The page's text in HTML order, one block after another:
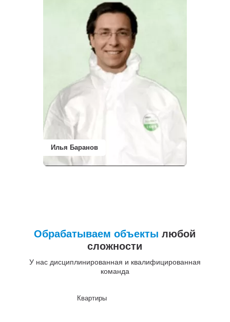
Илья Баранов
Обрабатываем объекты любой
сложности
У нас дисциплинированная и квалифицированная
команда
Квартиры